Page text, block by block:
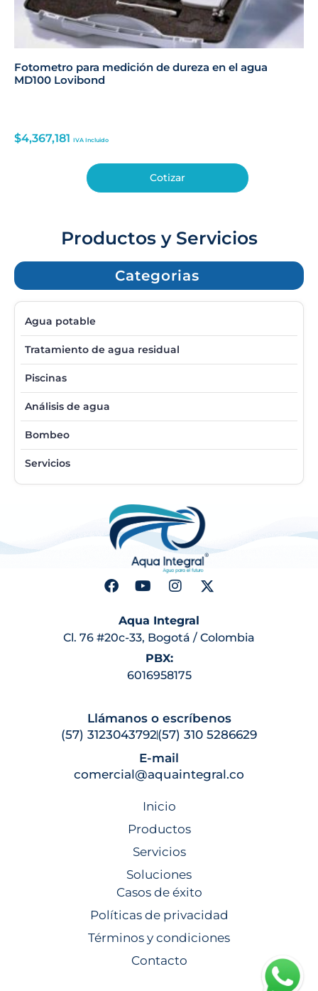
Fotometro para medición de dureza en el agua
MD100 Lovibond
$4,367,181 IVA Incluido
Cotizar
Productos y Servicios
Categorias
Agua potable
Tratamiento de agua residual
Piscinas
Análisis de agua
Bombeo
Servicios
Aqua Integral
Cl. 76 #20c-33, Bogotá / Colombia
PBX:
6016958175
Llámanos o escríbenos
(57) 3123043792(57) 310 5286629
E-mail
comercial@aquaintegral.co
Inicio
Productos
Servicios
Soluciones
Casos de éxito
Políticas de privacidad
Términos y condiciones
Contacto